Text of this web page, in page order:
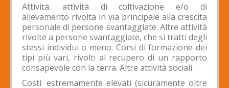
Attività: attività di coltivazione e/o di
allevamento rivolta in via principale alla crescita
personale di persone svantaggiate. Altre attività
rivolte a persone svantaggiate, che si tratti degli
stessi individui o meno. Corsi di formazione dei
tipi più vari, rivolti al recupero di un rapporto
consapevole con la terra. Altre attività sociali.
Costi: estremamente elevati (sicuramente oltre